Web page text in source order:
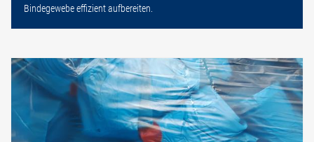
Bindegewebe effizient aufbereiten.